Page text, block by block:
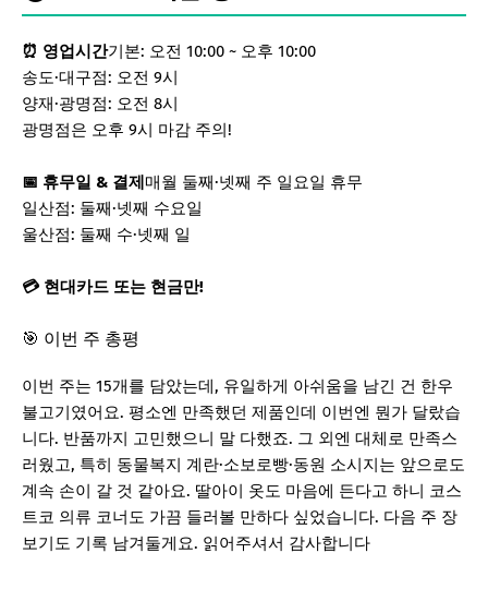
⏰ 영업시간기본: 오전 10:00 ~ 오후 10:00
송도·대구점: 오전 9시
양재·광명점: 오전 8시
광명점은 오후 9시 마감 주의!
📅 휴무일 & 결제매월 둘째·넷째 주 일요일 휴무
일산점: 둘째·넷째 수요일
울산점: 둘째 수·넷째 일
💳 현대카드 또는 현금만!
🎯 이번 주 총평
이번 주는 15개를 담았는데, 유일하게 아쉬움을 남긴 건 한우
불고기였어요. 평소엔 만족했던 제품인데 이번엔 뭔가 달랐습
니다. 반품까지 고민했으니 말 다했죠. 그 외엔 대체로 만족스
러웠고, 특히 동물복지 계란·소보로빵·동원 소시지는 앞으로도
계속 손이 갈 것 같아요. 딸아이 옷도 마음에 든다고 하니 코스
트코 의류 코너도 가끔 들러볼 만하다 싶었습니다. 다음 주 장
보기도 기록 남겨둘게요. 읽어주셔서 감사합니다